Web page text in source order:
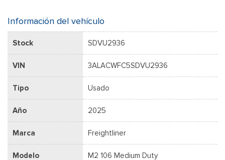
Información del vehículo
Stock SDVU2936
VIN 3ALACWFC5SDVU2936
Tipo Usado
Año 2025
Marca Freightliner
Modelo M2 106 Medium Duty